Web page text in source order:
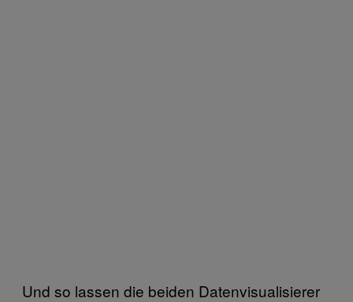
Und so lassen die beiden Datenvisualisierer